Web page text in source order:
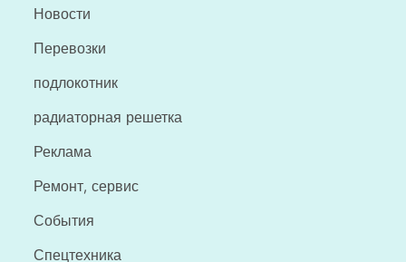
Новости
Перевозки
подлокотник
радиаторная решетка
Реклама
Ремонт, сервис
События
Спецтехника